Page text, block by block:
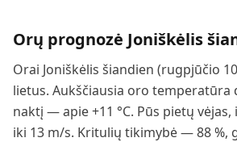
Orų prognozė Joniškėlis
Orai Joniškėlis šiandien (rugpjūčio
lietus. Aukščiausia oro temperatūra
naktį — apie +11 °C. Pūs pietų
iki 13 m/s. Kritulių tikimybė — 88 %,